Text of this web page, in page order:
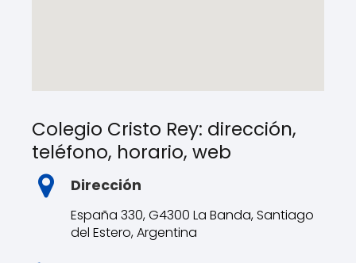
Colegio Cristo Rey: dirección,
teléfono, horario, web
Dirección
España 330, G4300 La Banda, Santiago
del Estero, Argentina